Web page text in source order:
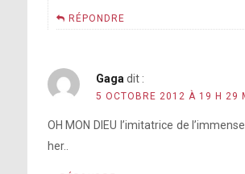
RÉPONDRE
Gaga dit :
5 OCTOBRE 2012 À 19 H 29
OH MON DIEU l’imitatrice de
her..